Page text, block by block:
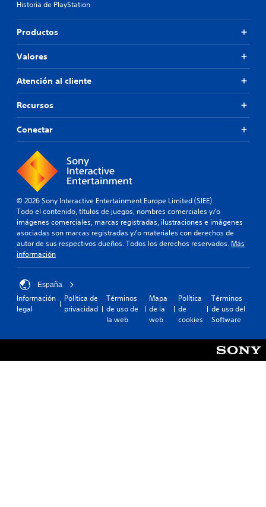
Historia de PlayStation
Productos
Valores
Atención al cliente
Recursos
Conectar
© 2026 Sony Interactive Entertainment Europe Limited (SIEE)
Todo el contenido, títulos de juegos, nombres comerciales y/o
imágenes comerciales, marcas registradas, ilustraciones e imágenes
asociadas son marcas registradas y/o materiales con derechos de
autor de sus respectivos dueños. Todos los derechos reservados. Más
información
España
Información
legal
Política de
privacidad
Términos
de uso de
la web
Mapa
de la
web
Política
de
cookies
Términos
de uso del
Software